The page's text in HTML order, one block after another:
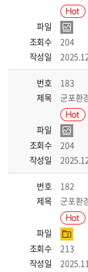
파일
조회수
204
작성일
번호
183
제목
군포환
파일
조회수
204
작성일
번호
182
제목
군포환
파일
조회수
213
작성일